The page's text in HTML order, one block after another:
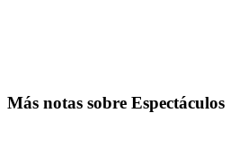
Más notas sobre Espectáculos